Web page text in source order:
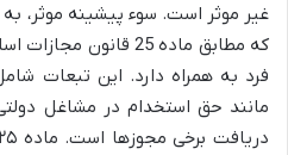
غیر موثر است. سوء پیشینه موثر،
که مطابق ماده 25
فرد به همراه دارد. این تبعات
مانند حق استخدام در مشاغل